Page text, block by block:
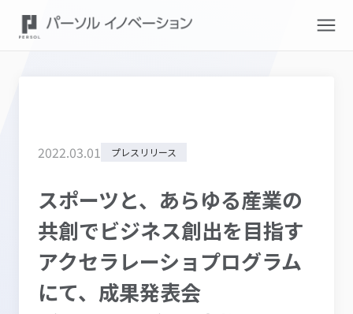
2022.03.01 プレスリリース
スポーツと、あらゆる産業の
共創でビジネス創出を目指す
アクセラレーショプログラム
にて、成果発表会